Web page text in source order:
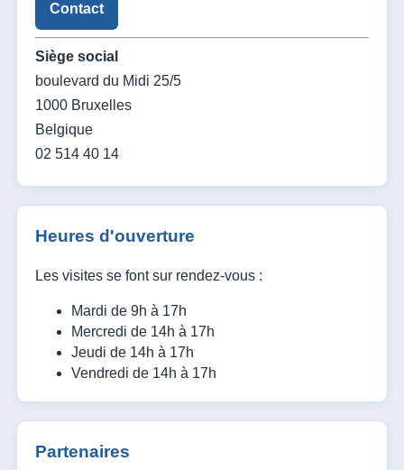
Contact
Siège social
boulevard du Midi 25/5
1000 Bruxelles
Belgique
02 514 40 14
Heures d'ouverture
Les visites se font sur rendez-vous :
Mardi de 9h à 17h
Mercredi de 14h à 17h
Jeudi de 14h à 17h
Vendredi de 14h à 17h
Partenaires